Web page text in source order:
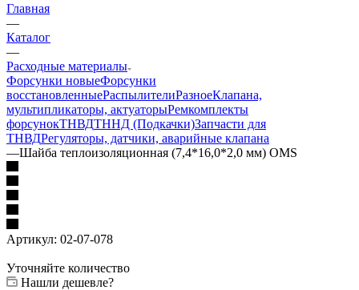
Главная
—
Каталог
—
Расходные материалы
Форсунки новыеФорсунки
восстановленныеРаспылителиРазноеКлапана,
мультипликаторы, актуаторыРемкомплекты
форсунокТНВДТННД (Подкачки)Запчасти для
ТНВДРегуляторы, датчики, аварийные клапана
—Шайба теплоизоляционная (7,4*16,0*2,0 мм) OMS
Артикул: 02-07-078
Уточняйте количество
Нашли дешевле?